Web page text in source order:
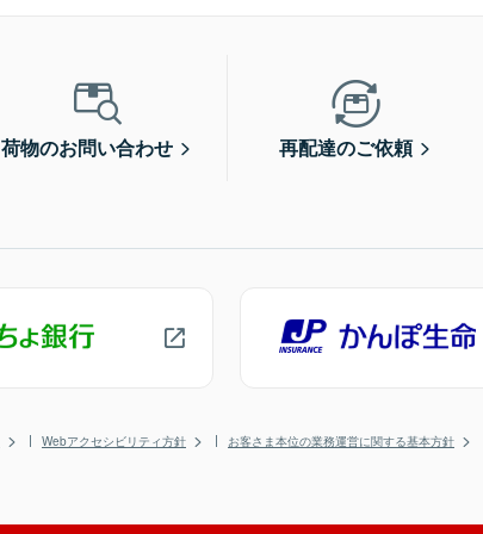
荷物のお問い合わせ 再配達のご依頼
Webアクセシビリティ方針 お客さま本位の業務運営に関する基本方針